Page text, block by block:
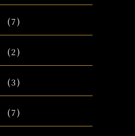
(7)
(2)
(3)
(7)